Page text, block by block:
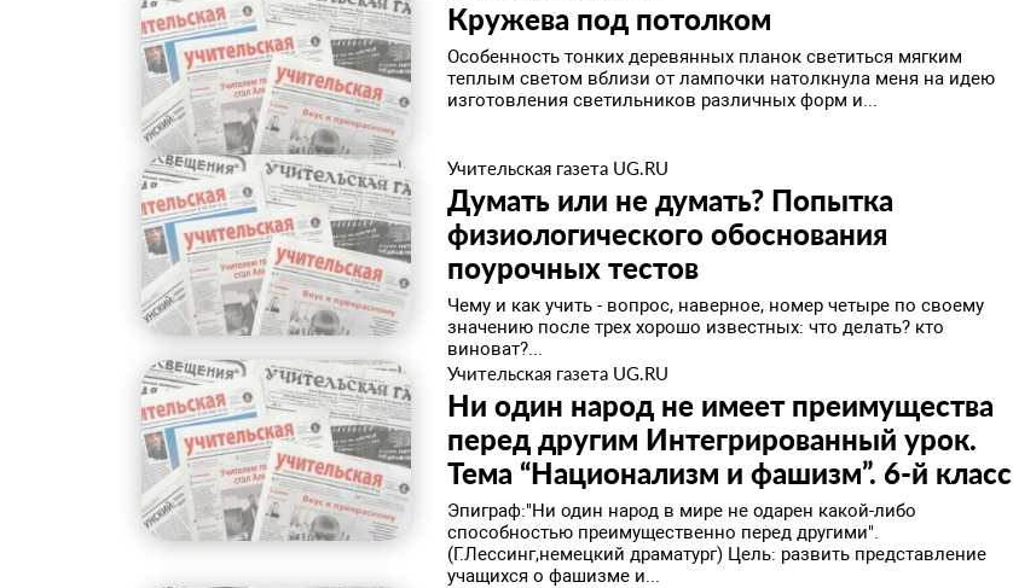
Кружева под потолком
Особенность тонких деревянных планок светиться мягким
теплым светом вблизи от лампочки натолкнула меня на идею
изготовления светильников различных форм и...
Учительская газета UG.RU
Думать или не думать? Попытка
физиологического обоснования
поурочных тестов
Чему и как учить - вопрос, наверное, номер четыре по своему
значению после трех хорошо известных: что делать? кто
виноват?...
Учительская газета UG.RU
Ни один народ не имеет преимущества
перед другим Интегрированный урок.
Тема “Национализм и фашизм”. 6-й класс
Эпиграф:"Ни один народ в мире не одарен какой-либо
способностью преимущественно перед другими".
(Г.Лессинг,немецкий драматург) Цель: развить представление
учащихся о фашизме и...